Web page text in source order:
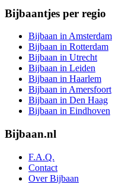
Bijbaantjes per regio
Bijbaan in Amsterdam
Bijbaan in Rotterdam
Bijbaan in Utrecht
Bijbaan in Leiden
Bijbaan in Haarlem
Bijbaan in Amersfoort
Bijbaan in Den Haag
Bijbaan in Eindhoven
Bijbaan.nl
F.A.Q.
Contact
Over Bijbaan